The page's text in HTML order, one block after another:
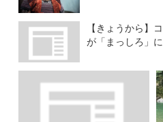
【きょうから】
が「まっしろ」